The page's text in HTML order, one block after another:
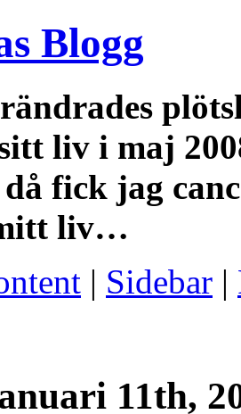
Blogg
liv i maj
då fick jag
liv…
| Sidebar |
11th,